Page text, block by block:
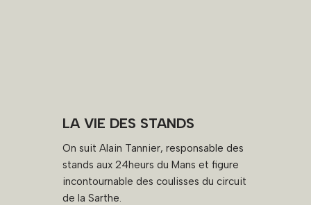
LA VIE DES STANDS
On suit Alain Tannier, responsable des
stands aux 24heurs du Mans et figure
incontournable des coulisses du circuit
de la Sarthe.